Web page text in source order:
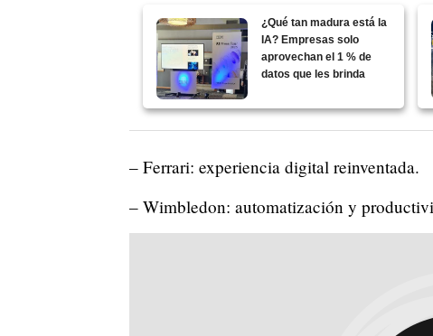
¿Qué tan madura está la
IA? Empresas solo
aprovechan el 1 % de
datos que les brinda
– Ferrari: experiencia digital reinventada.
– Wimbledon: automatización y